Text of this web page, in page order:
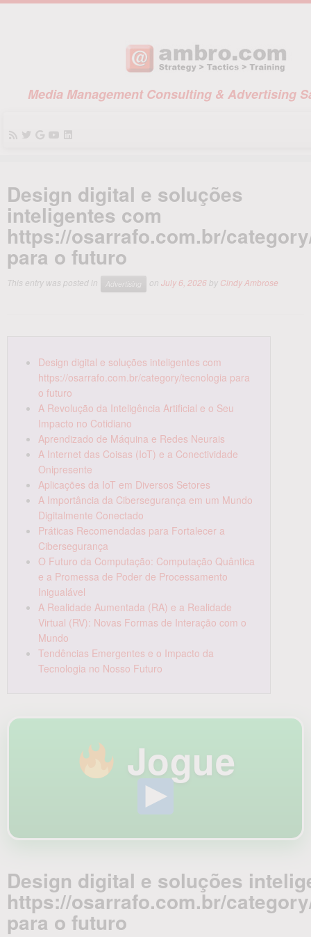
content
Media Management Consulting & Advertising
Design digital e soluções
inteligentes com
https://osarrafo.com.br/
para o futuro
This entry was posted in Advertising on July 6, 2026 by Cindy Ambrose
Design digital e soluções inteligentes com
https://osarrafo.com.br/category/tecnologia para
o futuro
A Revolução da Inteligência Artificial e o Seu
Impacto no Cotidiano
Aprendizado de Máquina e Redes Neurais
A Internet das Coisas (IoT) e a Conectividade
Onipresente
Aplicações da IoT em Diversos Setores
A Importância da Cibersegurança em um Mundo
Digitalmente Conectado
Práticas Recomendadas para Fortalecer a
Cibersegurança
O Futuro da Computação: Computação Quântica
e a Promessa de Poder de Processamento
Inigualável
A Realidade Aumentada (RA) e a Realidade
Virtual (RV): Novas Formas de Interação com o
Mundo
Tendências Emergentes e o Impacto da
Tecnologia no Nosso Futuro
Jogue
Design digital e soluções
https://osarrafo.com.br/
para o futuro